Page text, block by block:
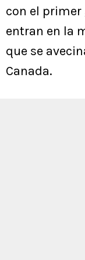
con el
entran en la
que se
Canada.